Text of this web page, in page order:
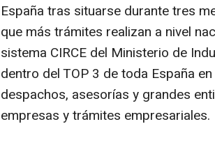
España tras situarse durante tres
que más trámites realizan a nivel
sistema CIRCE del Ministerio de
dentro del TOP 3 de toda España
despachos, asesorías y grandes
empresas y trámites empresariales.